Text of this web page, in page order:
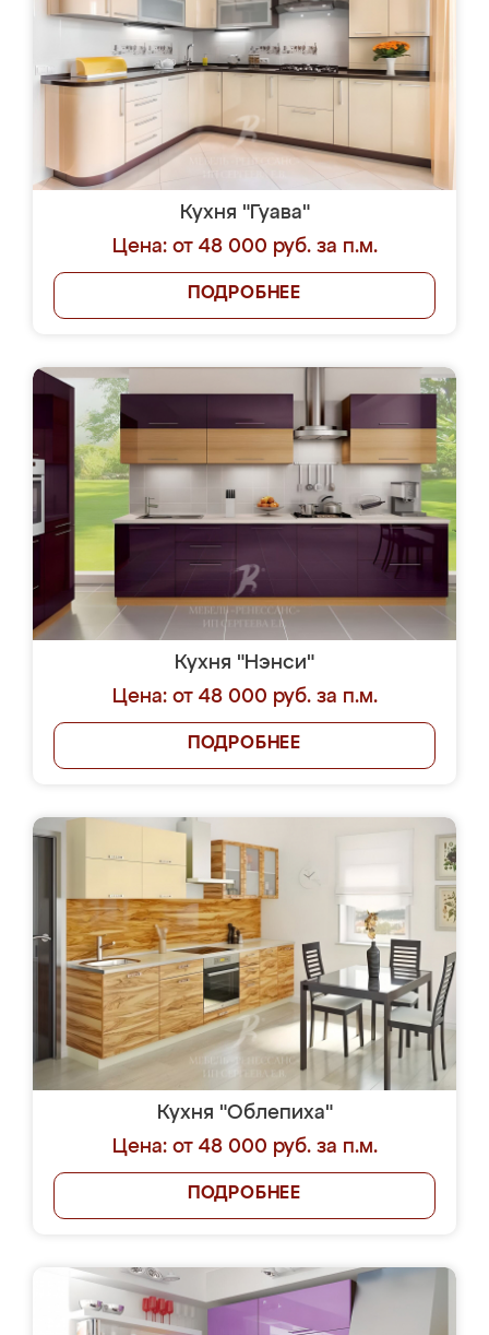
Кухня "Гуава"
Цена: от 48 000 руб. за п.м.
ПОДРОБНЕЕ
Кухня "Нэнси"
Цена: от 48 000 руб. за п.м.
ПОДРОБНЕЕ
Кухня "Облепиха"
Цена: от 48 000 руб. за п.м.
ПОДРОБНЕЕ